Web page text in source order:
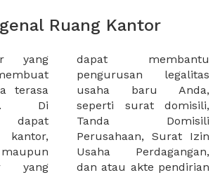
Ruang Kantor
yang
terasa
Di
dapat
yang
Anda,
Izin